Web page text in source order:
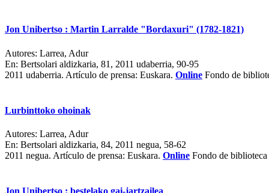
Jon Unibertso : Martin Larralde "Bordaxuri" (1782-1821)
Autores: Larrea, Adur
En: Bertsolari aldizkaria, 81, 2011 udaberria, 90-95
2011 udaberria. Artículo de prensa: Euskara. Online Fondo de
Lurbinttoko ohoinak
Autores: Larrea, Adur
En: Bertsolari aldizkaria, 84, 2011 negua, 58-62
2011 negua. Artículo de prensa: Euskara. Online Fondo de biblioteca